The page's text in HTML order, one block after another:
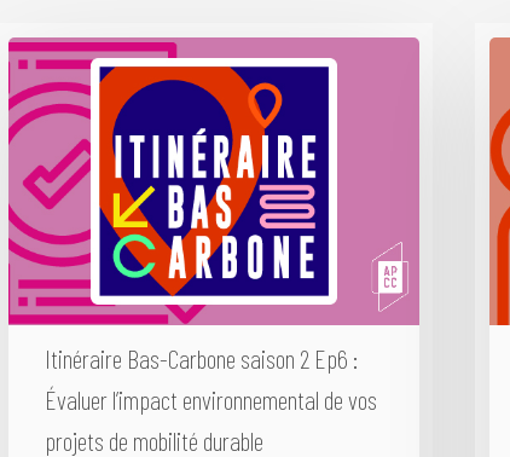
Itinéraire Bas-Carbone saison 2 Ep6 :
Évaluer l’impact environnemental de vos
projets de mobilité durable